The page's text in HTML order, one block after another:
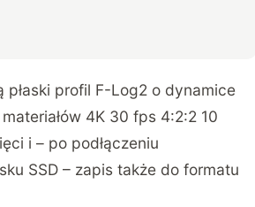
płaski profil F-Log2 o dynamice
4K 30 fps 4:2:2 10
i – po podłączeniu
SSD – zapis także do formatu